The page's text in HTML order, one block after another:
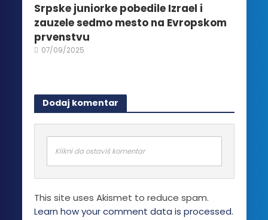
Srpske juniorke pobedile Izrael i
zauzele sedmo mesto na Evropskom
prvenstvu
07/09/2025
Dodaj komentar
Klikni da ostaviš komentar
This site uses Akismet to reduce spam.
Learn how your comment data is processed.